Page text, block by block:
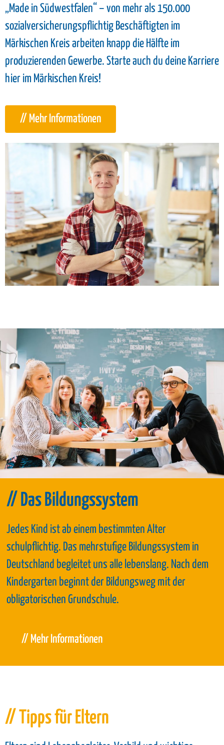
„Made in Südwestfalen“ – von mehr als 150.000
sozialversicherungspflichtig Beschäftigten im
Märkischen Kreis arbeiten knapp die Hälfte im
produzierenden Gewerbe. Starte auch du deine Karriere
hier im Märkischen Kreis!
// Mehr Informationen
// Das Bildungs­system
Jedes Kind ist ab einem bestimmten Alter
schulpflichtig. Das mehrstufige Bildungssystem in
Deutschland begleitet uns alle lebenslang. Nach dem
Kindergarten beginnt der Bildungsweg mit der
obligatorischen Grundschule.
// Mehr Informationen
// Tipps für Eltern